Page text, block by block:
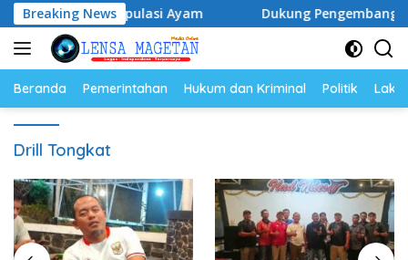
Langsung
ke
konten
Breaking News
dan Populasi Ayam Dukung Pengembangan
Beranda Pemerintahan Hukum dan Kriminal Politik
Drill Tongkat